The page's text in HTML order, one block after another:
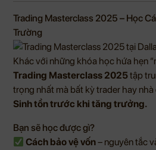
Trading Masterclass 2025 – Học
Trường
Khác với những khóa học hứa hẹn
Trading Masterclass 2025tập
trọng nhất mà bất kỳ trader hay nhà
Sinh tồn trước khi tăng trưởng.
Bạn sẽ học được gì?
Cách bảo vệ vốn– nguyên tắc